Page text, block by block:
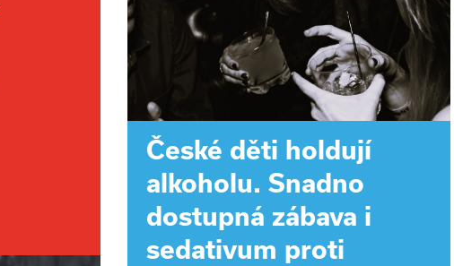
České děti holdují
alkoholu. Snadno
dostupná zábava i
sedativum proti